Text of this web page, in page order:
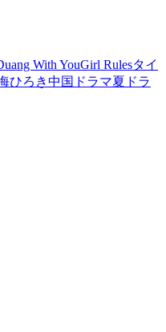
With YouGirl Rulesタイ
ひろき中国ドラマ夏ドラ